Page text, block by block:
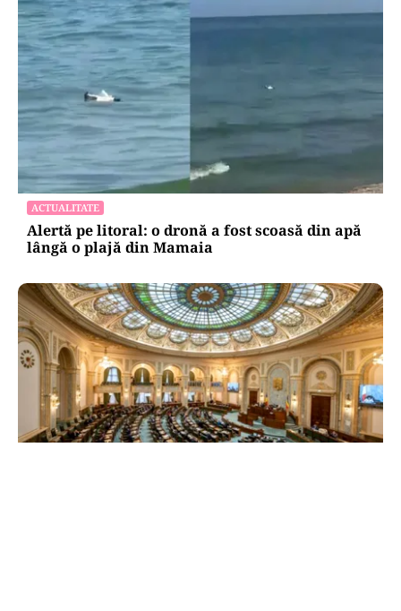
ACTUALITATE
Alertă pe litoral: o dronă a fost scoasă din apă
lângă o plajă din Mamaia